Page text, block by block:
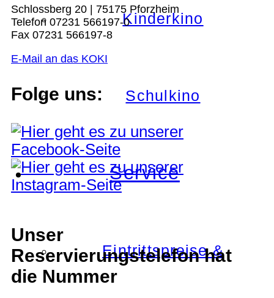
Kinderkino
Schulkino
Service
Eintrittspreise &
Schlossberg 20 | 75175 Pforzheim
Telefon 07231 566197-0
Fax 07231 566197-8
E-Mail an das KOKI
Folge uns:
Unser
Reservierungstelefon hat
die Nummer